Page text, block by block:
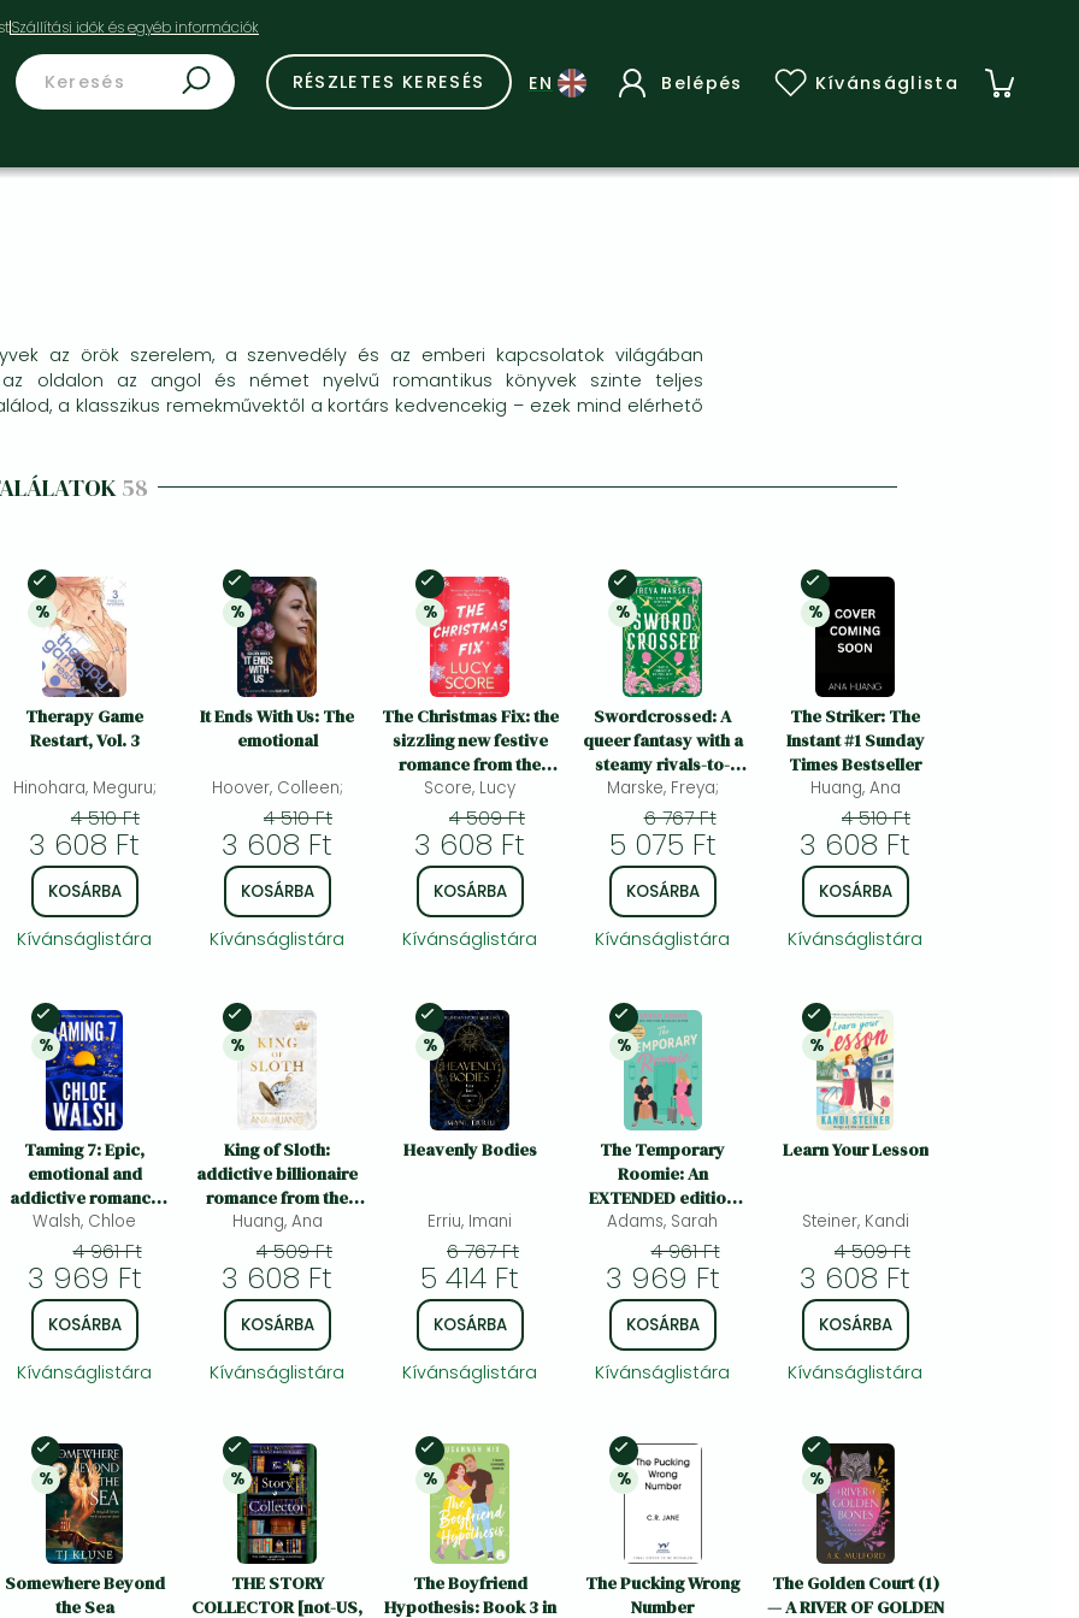
RÉSZLETES KERESÉS Belépés Kívánságlista
az örök szerelem, a szenvedély és az emberi kapcsolatok világában
az oldalon az angol és német nyelvű romantikus könyvek szinte teljes
a klasszikus remekművektől a kortárs kedvencekig – ezek mind elérhető
58
Készleten
20%
% kedvezmény
Therapy Game
Restart, Vol. 3
Hinohara, Meguru;
4 510 Ft
3 608 Ft
KOSÁRBA
Kívánságlistára
Készleten
20%
% kedvezmény
It Ends With Us: The
emotional
Hoover, Colleen;
4 510 Ft
3 608 Ft
KOSÁRBA
Kívánságlistára
Készleten
20%
% kedvezmény
The Christmas Fix: the
sizzling new festive
romance from the
Tiktok sensation and
million-copy
bestseller
Score, Lucy
4 509 Ft
3 608 Ft
KOSÁRBA
Kívánságlistára
Készleten
25%
% kedvezmény
Swordcrossed: A
queer fantasy with a
steamy rivals-to-
lovers romance
Marske, Freya;
6 767 Ft
5 075 Ft
KOSÁRBA
Kívánságlistára
Készleten
20%
% kedvezmény
The Striker: The
Instant #1 Sunday
Times Bestseller
Huang, Ana
4 510 Ft
3 608 Ft
KOSÁRBA
Kívánságlistára
Készleten
20%
% kedvezmény
Taming 7: Epic,
emotional and
addictive romance
from the TikTok
phenomenon
Walsh, Chloe
4 961 Ft
3 969 Ft
KOSÁRBA
Kívánságlistára
Készleten
20%
% kedvezmény
King of Sloth:
addictive billionaire
romance from the
bestselling author of
the Twisted series
Huang, Ana
4 509 Ft
3 608 Ft
KOSÁRBA
Kívánságlistára
Készleten
20%
% kedvezmény
Heavenly Bodies
Erriu, Imani
6 767 Ft
5 414 Ft
KOSÁRBA
Kívánságlistára
Készleten
20%
% kedvezmény
The Temporary
Roomie: An
EXTENDED edition
rom-com from the
author of the TikTok
sensation THE CHEAT
SHEET!
Adams, Sarah
4 961 Ft
3 969 Ft
KOSÁRBA
Kívánságlistára
Készleten
20%
% kedvezmény
Learn Your Lesson
Steiner, Kandi
4 509 Ft
3 608 Ft
KOSÁRBA
Kívánságlistára
Készleten
25%
% kedvezmény
Somewhere Beyond
the Sea
Készleten
20%
% kedvezmény
THE STORY
COLLECTOR [not-US,
Készleten
25%
% kedvezmény
The Boyfriend
Hypothesis: Book 3 in
Készleten
20%
% kedvezmény
The Pucking Wrong
Number
Készleten
20%
% kedvezmény
The Golden Court (1)
— A RIVER OF GOLDEN